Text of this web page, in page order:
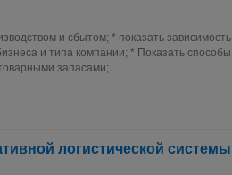
и сбытом; * показать зависимость
и типа компании; * Показать способы
запасами;...
логистической системы